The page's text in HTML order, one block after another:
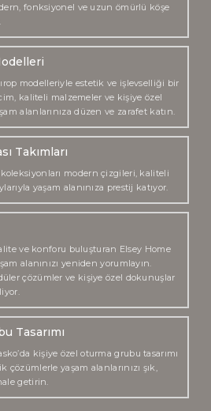
fonksiyonel ve uzun ömürlü köşe
modelleriyle estetik ve işlevselliği bir
kaliteli malzemeler ve kişiye özel
alanlarınıza düzen ve zarafet katın.
Takımları
koleksiyonları modern çizgileri, kaliteli
yaşam alanınıza prestij katıyor.
ve konforu buluşturan Elsey Home
alanınızı yeniden yorumlayın.
çözümler ve kişiye özel dokunuşlar
Tasarımı
kişiye özel oturma grubu tasarımı
çözümlerle yaşam alanlarınızı şık,
getirin.